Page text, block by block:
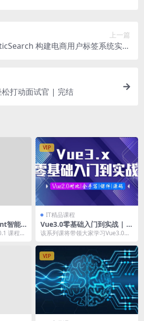
上一篇
构建电商用户标签系统实现
打动面试官 | 完结
智能
，做属
课程介
VIP
IT精品课程
Vue3.0零基础入门到实战 | 完
结
该系列课将带领大家学习Vue3.0新
项目的开发...
VIP